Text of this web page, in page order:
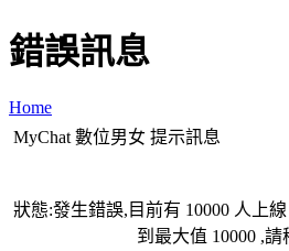
錯誤訊息
Home
MyChat 數位男女 提示訊息
狀態:發生錯誤,目前有 10000 人上
到最大值 10000 ,